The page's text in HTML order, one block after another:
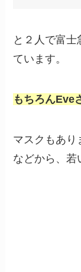
と２人で富
ています。
もちろんEve
マスクもあり
などから、若